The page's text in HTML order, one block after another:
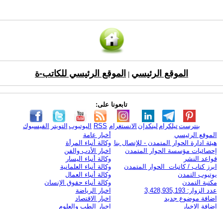
الموقع الرئيسي الموقع الرئيسي للكاتب-ة
تابعونا على:
الفيسبوك التويتر اليوتيوب RSS الانستغرام لينكدإن تيلكرامبنترست
الموقع الرئيسي
هيئة ادارة الحوار المتمدن - للإتصال بنا
إحصائيات مؤسسة الحوار المتمدن
قواعد النشر
ابرز كتاب / كاتبات الحوار المتمدن
يوتيوب التمدن
مكتبة التمدن
عدد الزوار: 3,428,935,193
اضافة موضوع جديد
اضافة الاخبار
أخبار عامة
وكالة أنباء المرأة
اخبار الأدب والفن
وكالة أنباء اليسار
وكالة أنباء العلمانية
وكالة أنباء العمال
وكالة أنباء حقوق الإنسان
اخبار الرياضة
اخبار الاقتصاد
اخبار الطب والعلوم